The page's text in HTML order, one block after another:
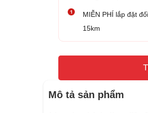
MIỄN PHÍ lắp đặt
15km
Mô tả sản phẩm